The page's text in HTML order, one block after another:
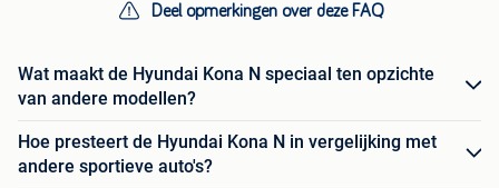
Deel opmerkingen over deze FAQ
Wat maakt de Hyundai Kona N speciaal ten opzichte
van andere modellen?
Hoe presteert de Hyundai Kona N in vergelijking met
andere sportieve auto's?